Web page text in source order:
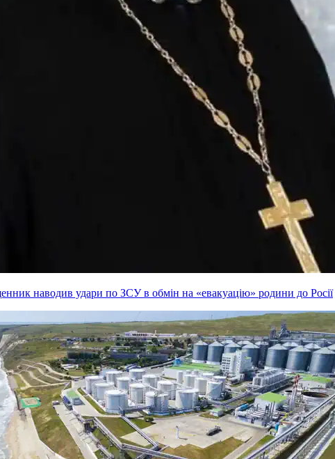
наводив удари по ЗСУ в обмін на «евакуацію» родини до Росії